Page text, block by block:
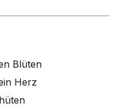
Blüten
Herz